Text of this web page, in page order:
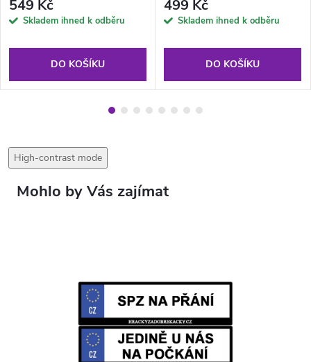
549 Kč
Skladem ihned k odběru
DO KOŠÍKU
499 Kč
Skladem ihned k odběru
DO KOŠÍKU
High-contrast mode